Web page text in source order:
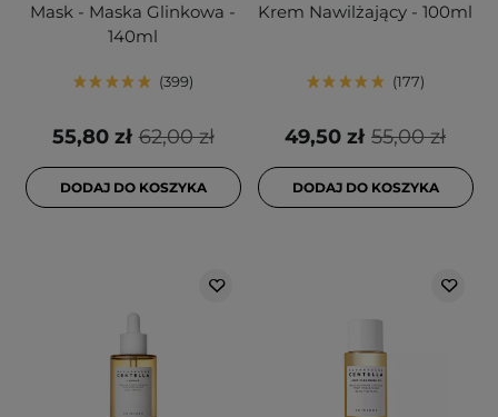
Mask - Maska Glinkowa -
140ml
399
62,00 zł
55,80 zł
DODAJ DO KOSZYKA
Krem Nawilżający - 100ml
177
55,00 zł
49,50 zł
DODAJ DO KOSZYKA